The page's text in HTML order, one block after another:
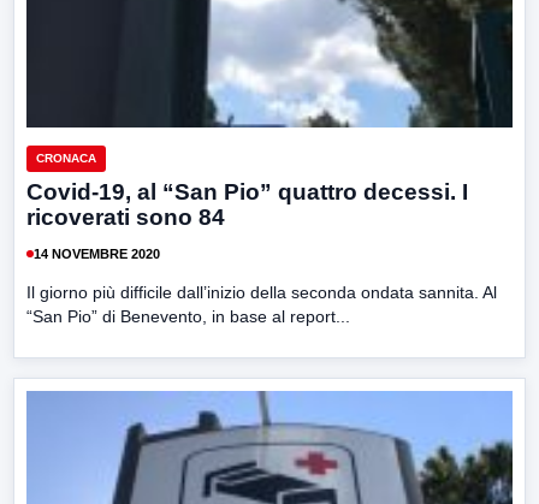
CRONACA
Covid-19, al “San Pio” quattro decessi. I
ricoverati sono 84
14 NOVEMBRE 2020
Il giorno più difficile dall’inizio della seconda ondata sannita. Al
“San Pio” di Benevento, in base al report...